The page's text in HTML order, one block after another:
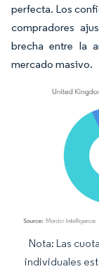
perfecta. Los
compradores
brecha entre la
mercado masivo.
Imagen © Mordor
Nota: Las
individuales